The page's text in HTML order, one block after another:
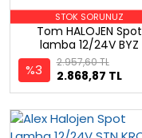
STOK SORUNUZ
Tom HALOJEN Spot
lamba 12/24V BYZ
%3 2.868,87 TL
2.957,60 TL